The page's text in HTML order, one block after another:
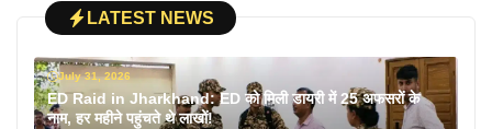
LATEST NEWS
July 31, 2026
ED Raid in Jharkhand: ED को मिली डायरी में 25 अफसरों के
नाम, हर महीने पहुंचते थे लाखों!